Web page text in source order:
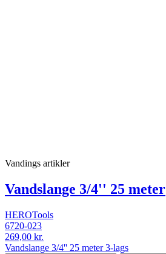
Vandings artikler
Vandslange 3/4'' 25 meter
HEROTools
6720-023
269,00 kr.
Vandslange 3/4'' 25 meter 3-lags